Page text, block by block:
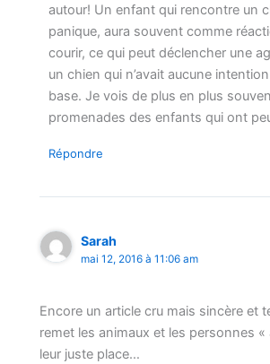
autour! Un enfant qui rencontre un
panique, aura souvent comme
courir, ce qui peut déclencher une
un chien qui n’avait aucune
base. Je vois de plus en plus
promenades des enfants qui ont
Répondre
Sarah
mai 12, 2016 à 11:06 am
Encore un article cru mais sincère et
remet les animaux et les personnes «
leur juste place…